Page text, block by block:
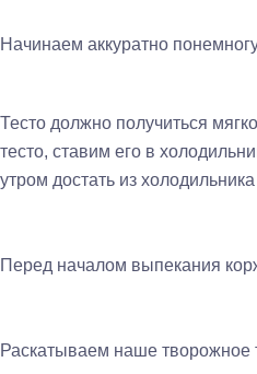
Начинаем аккуратно
Тесто должно получиться
тесто, ставим его в
утром достать из
Перед началом выпекания
Раскатываем наше творожное